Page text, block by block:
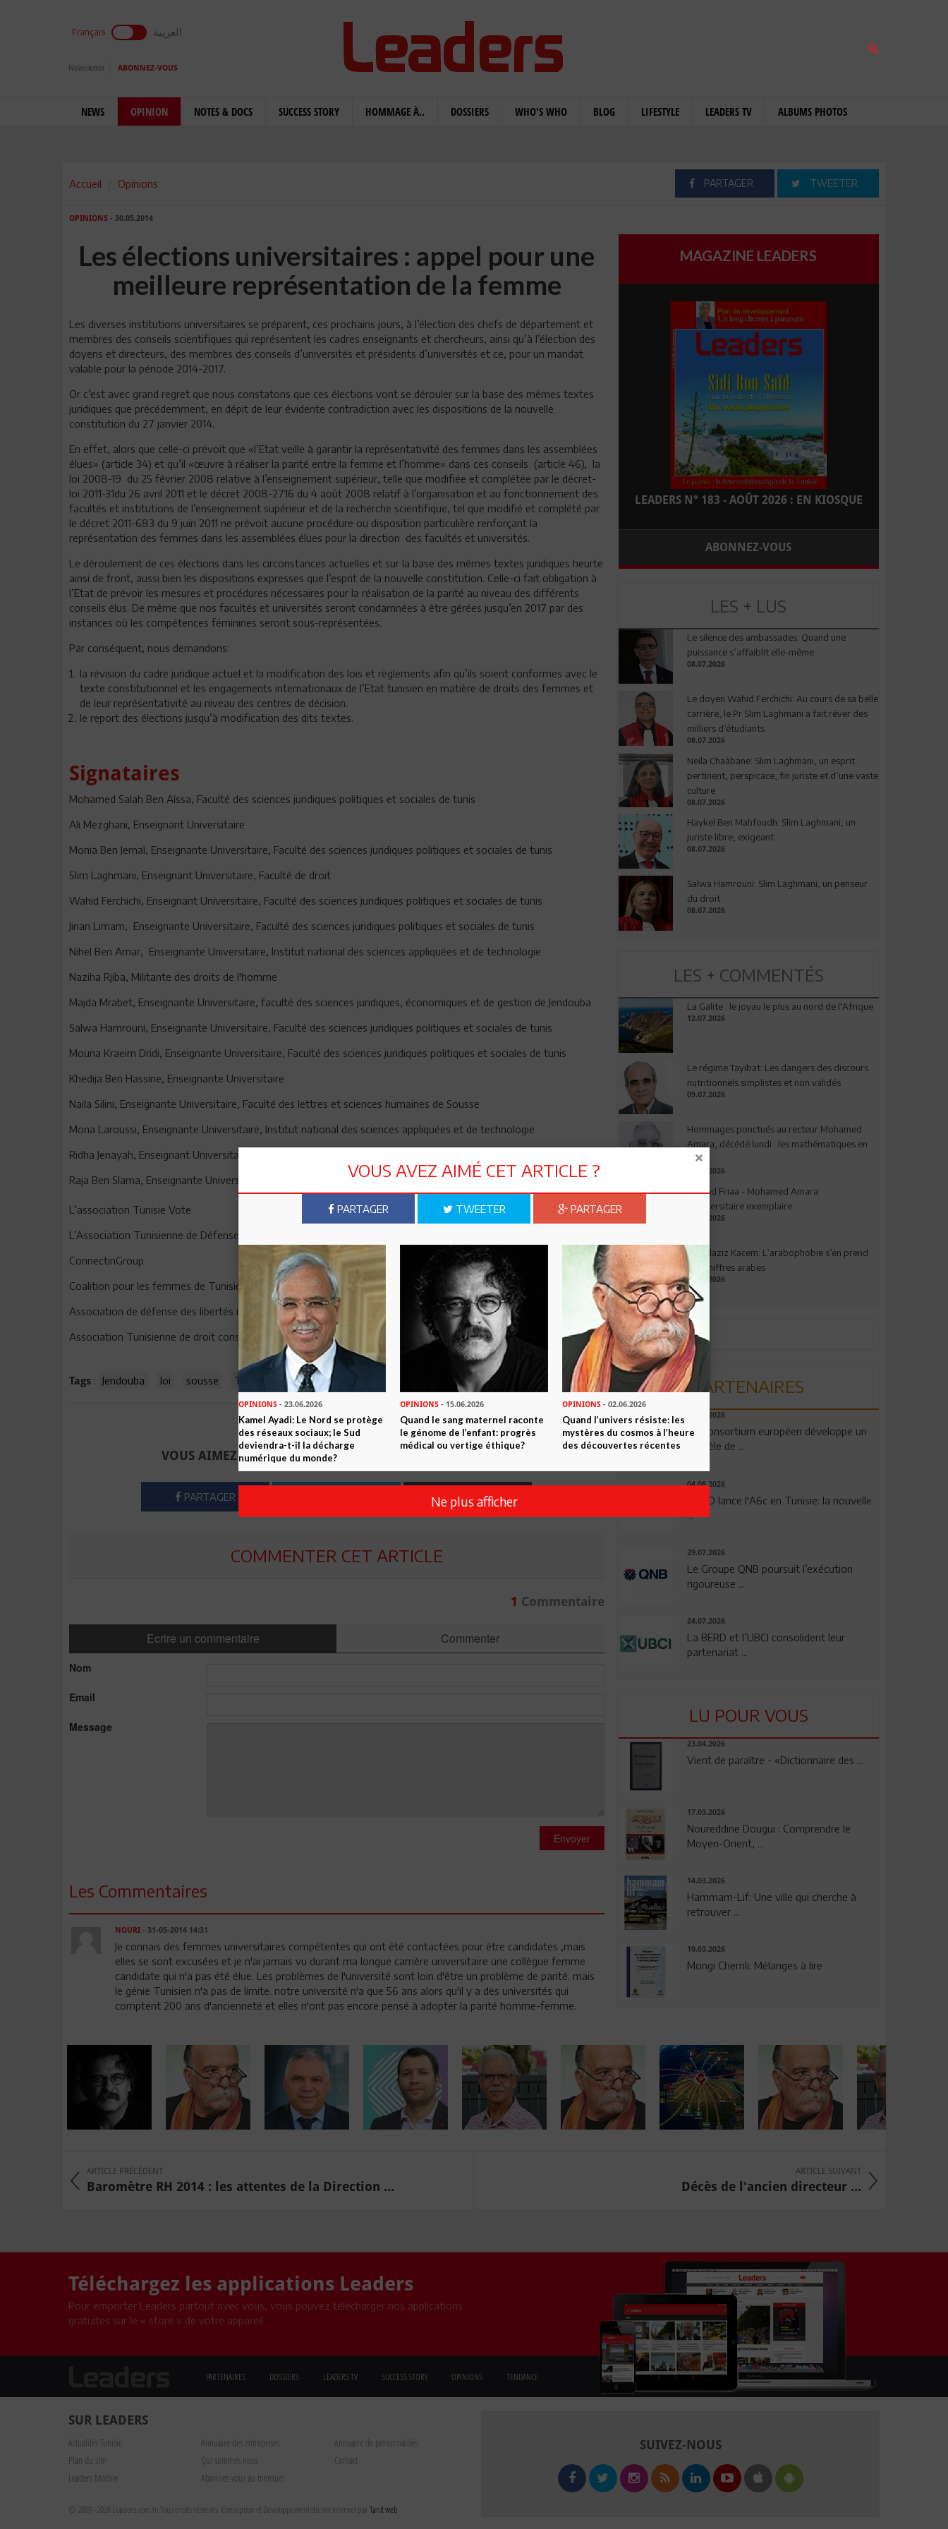
Français العربية
Newsletter ABONNEZ-VOUS
NEWS OPINION NOTES & DOCS SUCCESS STORY HOMMAGE À.. DOSSIERS WHO'S WHO BLOG LIFESTYLE LEADERS TV ALBUMS PHOTOS
Accueil Opinions PARTAGER TWEETER
OPINIONS - 30.05.2014
Les élections universitaires : appel pour une
meilleure représentation de la femme
Les diverses institutions universitaires se préparent, ces prochains jours, à l’élection des chefs de département et
membres des conseils scientifiques qui représentent les cadres enseignants et chercheurs, ainsi qu’à l’élection des
doyens et directeurs, des membres des conseils d’universités et présidents d’universités et ce, pour un mandat
valable pour la période 2014-2017.
Or c’est avec grand regret que nous constatons que ces élections vont se dérouler sur la base des mêmes textes
juridiques que précédemment, en dépit de leur évidente contradiction avec les dispositions de la nouvelle
constitution du 27 janvier 2014.
En effet, alors que celle-ci prévoit que «l’Etat veille à garantir la représentativité des femmes dans les assemblées
élues» (article 34) et qu’il «œuvre à réaliser la parité entre la femme et l’homme» dans ces conseils (article 46), la
loi 2008-19 du 25 février 2008 relative à l’enseignement supérieur, telle que modifiée et complétée par le décret-
loi 2011-31du 26 avril 2011 et le décret 2008-2716 du 4 août 2008 relatif à l’organisation et au fonctionnement des
facultés et institutions de l’enseignement supérieur et de la recherche scientifique, tel que modifié et complété par
le décret 2011-683 du 9 juin 2011 ne prévoit aucune procédure ou disposition particulière renforçant la
représentation des femmes dans les assemblées élues pour la direction des facultés et universités.
Le déroulement de ces élections dans les circonstances actuelles et sur la base des mêmes textes juridiques heurte
ainsi de front, aussi bien les dispositions expresses que l’esprit de la nouvelle constitution. Celle-ci fait obligation à
l’Etat de prévoir les mesures et procédures nécessaires pour la réalisation de la parité au niveau des différents
conseils élus. De même que nos facultés et universités seront condamnées à être gérées jusqu’en 2017 par des
instances où les compétences féminines seront sous-représentées.
Par conséquent, nous demandons:
la révision du cadre juridique actuel et la modification des lois et règlements afin qu’ils soient conformes avec le
texte constitutionnel et les engagements internationaux de l’Etat tunisien en matière de droits des femmes et
de leur représentativité au niveau des centres de décision.
le report des élections jusqu’à modification des dits textes.
Signataires
Mohamed Salah Ben Aîssa, Faculté des sciences juridiques politiques et sociales de tunis
Ali Mezghani, Enseignant Universitaire
Monia Ben Jemaî, Enseignante Universitaire, Faculté des sciences juridiques politiques et sociales de tunis
Slim Laghmani, Enseignant Universitaire, Faculté de droit
Wahid Ferchichi, Enseignant Universitaire, Faculté des sciences juridiques politiques et sociales de tunis
Jinan Limam, Enseignante Universitaire, Faculté des sciences juridiques politiques et sociales de tunis
Nihel Ben Amar, Enseignante Universitaire, Institut national des sciences appliquées et de technologie
Naziha Rjiba, Militante des droits de l'homme
Majda Mrabet, Enseignante Universitaire, faculté des sciences juridiques, économiques et de gestion de Jendouba
Salwa Hamrouni, Enseignante Universitaire, Faculté des sciences juridiques politiques et sociales de tunis
Mouna Kraeim Dridi, Enseignante Universitaire, Faculté des sciences juridiques politiques et sociales de tunis
Khedija Ben Hassine, Enseignante Universitaire
Naila Silini, Enseignante Universitaire, Faculté des lettres et sciences humaines de Sousse
Mona Laroussi, Enseignante Universitaire, Institut national des sciences appliquées et de technologie
Ridha Jenayah, Enseignant Universitaire, Faculté de droit et des sciences politiques de Sousse
Raja Ben Slama, Enseignante Universitaire, Faculté des Lettres et des humanités Manouba
L’association Tunisie Vote
L’Association Tunisienne de Défense des Valeurs Universitaires
ConnectinGroup
Coalition pour les femmes de Tunisie
Association de défense des libertés individuelles
Association Tunisienne de droit constitutionnel et comparé et de droit international
Tags : Jendouba loi sousse Tunisie
Envoyer à un ami Imprimer
VOUS AIMEZ CET ARTICLE ? PARTAGEZ-LE AVEC VOS AMIS !
PARTAGER ABONNEZ-VOUS
COMMENTER CET ARTICLE
1 Commentaire
Ecrire un commentaire Commenter
Nom
Email
Message
Envoyer
Les Commentaires
NOURI- 31-05-2014 14:31
Je connais des femmes universitaires compétentes qui ont été contactées pour être candidates ,mais
elles se sont excusées et je n'ai jamais vu durant ma longue carrière universitaire une collègue femme
candidate qui n'a pas été élue. Les problèmes de l'université sont loin d'être un problème de parité. mais
le génie Tunisien n'a pas de limite. notre université n'a que 56 ans alors qu'il y a des universités qui
comptent 200 ans d'ancienneté et elles n'ont pas encore pensé à adopter la parité homme-femme.
MAGAZINE LEADERS
LEADERS N° 183 - AOÛT 2026 : EN KIOSQUE
ABONNEZ-VOUS
LES + LUS
Le silence des ambassades: Quand une
puissance s’affaiblit elle-même
08.07.2026
Le doyen Wahid Ferchichi: Au cours de sa belle
carrière, le Pr Slim Laghmani a fait rêver des
milliers d’étudiants
08.07.2026
Neila Chaâbane: Slim Laghmani, un esprit
pertinent, perspicace, fin juriste et d’une vaste
culture
08.07.2026
Haykel Ben Mahfoudh: Slim Laghmani, un
juriste libre, exigeant
08.07.2026
Salwa Hamrouni: Slim Laghmani, un penseur
du droit
08.07.2026
LES + COMMENTÉS
La Galite : le joyau le plus au nord de l'Afrique
12.07.2026
Le régime Tayibat: Les dangers des discours
nutritionnels simplistes et non validés
09.07.2026
Hommages ponctués au recteur Mohamed
Amara, décédé lundi : les mathématiques en
deuil
03.08.2026
Ahmed Friaa - Mohamed Amara:
l’Universitaire exemplaire
04.08.2026
Abdelaziz Kacem: L’arabophobie s’en prend
aux chiffres arabes
09.07.2026
PARTENAIRES
06.08.2026
Un consortium européen développe un
modèle de ...
04.08.2026
OPPO lance l'A6c en Tunisie: la nouvelle
...
29.07.2026
Le Groupe QNB poursuit l’exécution
rigoureuse ...
24.07.2026
La BERD et l’UBCI consolident leur
partenariat ...
LU POUR VOUS
23.04.2026
Vient de paraître - «Dictionnaire des ...
17.03.2026
Noureddine Dougui : Comprendre le
Moyen-Orient, ...
14.03.2026
Hammam-Lif: Une ville qui cherche à
retrouver ...
10.03.2026
Mongi Chemli: Mélanges à lire
ARTICLE PRÉCÉDENT
Baromètre RH 2014 : les attentes de la Direction ...
ARTICLE SUIVANT
Décès de l'ancien directeur ...
Téléchargez les applications Leaders
Pour emporter Leaders partout avec vous, vous pouvez télécharger nos applications
gratuites sur le « store » de votre appareil.
PARTENAIRES DOSSIERS LEADERS TV SUCCESS STORY OPINIONS TENDANCE
SUR LEADERS
Actualités Tunisie Annuaire des entreprises
Annuaire de personnalités
Plan du site
Qui sommes nous
Contact
Leaders Mobile
Abonnez-vous au mensuel
© 2009 - 2026 Leaders.com.tn Tous droits réservés. Conception et Développement du site internet parTanit web
SUIVEZ-NOUS
VOUS AVEZ AIMÉ CET ARTICLE ?
PARTAGER TWEETER PARTAGER
OPINIONS - 23.06.2026
Kamel Ayadi: Le Nord se protège
des réseaux sociaux; le Sud
deviendra-t-il la décharge
numérique du monde?
OPINIONS - 15.06.2026
Quand le sang maternel raconte
le génome de l’enfant: progrès
médical ou vertige éthique?
OPINIONS- 02.06.2026
Quand l’univers résiste: les
mystères du cosmos à l’heure
des découvertes récentes
Ne plus afficher